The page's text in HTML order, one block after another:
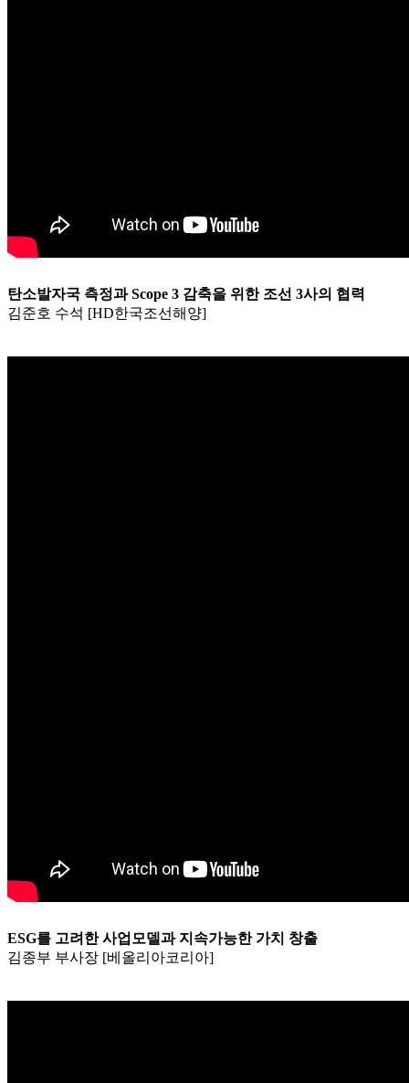
탄소발자국 측정과 Scope 3 감축을 위한 조선 3사의 협력
김준호 수석 [HD한국조선해양]
ESG를 고려한 사업모델과 지속가능한 가치 창출
김종부 부사장 [베올리아코리아]